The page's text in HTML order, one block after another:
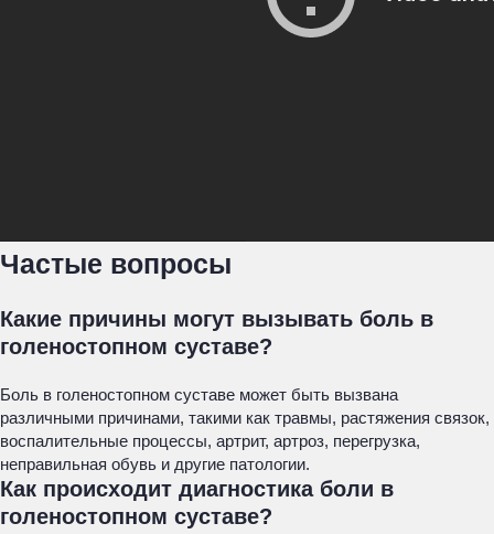
Частые вопросы
Какие причины могут вызывать боль в
голеностопном суставе?
Боль в голеностопном суставе может быть вызвана
различными причинами, такими как травмы, растяжения связок,
воспалительные процессы, артрит, артроз, перегрузка,
неправильная обувь и другие патологии.
Как происходит диагностика боли в
голеностопном суставе?